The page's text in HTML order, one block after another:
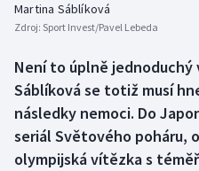
Boby a skeleton
Box
Curling
AZ kvíz
Martina Sáblíková
Zdroj: Sport Invest/Pavel Lebeda
Není to úplně jednoduchý
Sáblíková se totiž musí
následky nemoci. Do
seriál Světového poháru,
olympijská vítězka s